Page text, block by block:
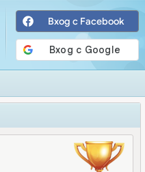
Вход с Facebook